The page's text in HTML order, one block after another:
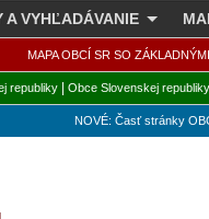
A VYHĽADÁVANIE
MAPA OBCÍ SR SO
republiky| Obce Slovenskej republiky
NOVÉ: Časť stránky